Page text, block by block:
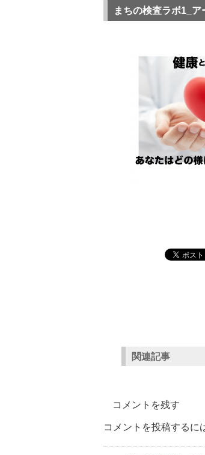
まちの検査ラボ1_ア
関連記事
コメントを残す
コメントを投稿するに